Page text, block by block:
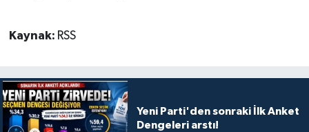
Kaynak: RSS
Yeni Parti'den sonraki İlk Anket
Dengeleri arstı!